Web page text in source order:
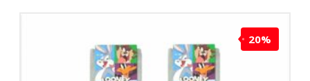
20%